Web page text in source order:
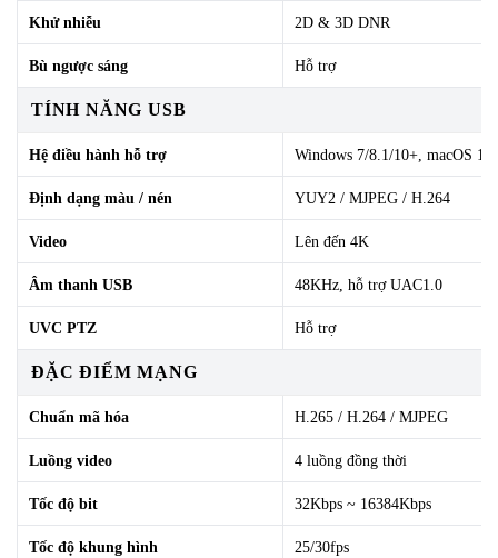
Khử nhiễu 2D & 3D DNR
Bù ngược sáng Hỗ trợ
TÍNH NĂNG USB
Hệ điều hành hỗ trợ Windows 7/8.1/10+, macOS
Định dạng màu / nén YUY2 / MJPEG / H.264
Video Lên đến 4K
Âm thanh USB 48KHz, hỗ trợ UAC1.0
UVC PTZ Hỗ trợ
ĐẶC ĐIỂM MẠNG
Chuẩn mã hóa H.265 / H.264 / MJPEG
Luồng video 4 luồng đồng thời
Tốc độ bit 32Kbps ~ 16384Kbps
Tốc độ khung hình 25/30fps